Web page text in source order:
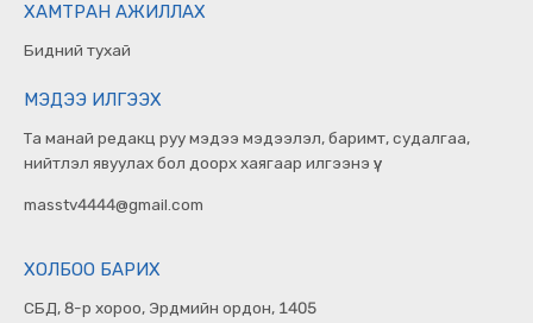
ХАМТРАН АЖИЛЛАХ
Бидний тухай
МЭДЭЭ ИЛГЭЭХ
Та манай редакц руу мэдээ мэдээлэл, баримт, судалгаа,
нийтлэл явуулах бол доорх хаягаар илгээнэ үү.
masstv4444@gmail.com
ХОЛБОО БАРИХ
СБД, 8-р хороо, Эрдмийн ордон, 1405